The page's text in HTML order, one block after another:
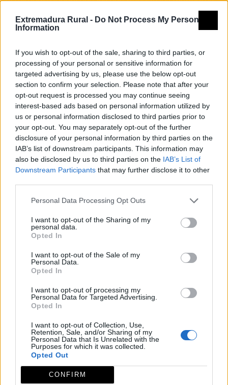
Extremadura Rural - Do Not Process My Personal
Information
If you wish to opt-out of the sale, sharing to third parties, or
processing of your personal or sensitive information for
targeted advertising by us, please use the below opt-out
section to confirm your selection. Please note that after your
opt-out request is processed you may continue seeing
interest-based ads based on personal information utilized by
us or personal information disclosed to third parties prior to
your opt-out. You may separately opt-out of the further
disclosure of your personal information by third parties on the
IAB’s list of downstream participants. This information may
also be disclosed by us to third parties on the IAB’s List of
Downstream Participants that may further disclose it to other
Personal Data Processing Opt Outs
I want to opt-out of the Sharing of my
personal data.
Opted In
I want to opt-out of the Sale of my
Personal Data.
Opted In
I want to opt-out of processing my
Personal Data for Targeted Advertising.
Opted In
I want to opt-out of Collection, Use,
Retention, Sale, and/or Sharing of my
Personal Data that Is Unrelated with the
Purposes for which it was collected.
Opted Out
CONFIRM
del arroyo Negrales, son impresionantes. Es, además,
el final de una ruta de senderismo señalizada
parte desde Herrera de Alcántara para dirigirse al
mirador, tras vadear el arroyo de mismo nombre, por
el camino del Puerto Viejo. Es una ruta cómoda de
practicar que discurre por camino ancho y en buen
estado, además de ser un trayecto relativamente
corto, aunque supera algunos desniveles algo
pronunciados como el inicio de la subida al mirador.
Además discurre por zonas de mucha vegetación al
transitar en gran medida por riberos, con abundante
presencia de encinas, jara pringosa, y ahulaga en las
durillo en las umbrías. El mirador ofrece la
oportunidad de avistar grandes rapaces como el
águila culebrera, buitre negro o águila perdicera,
especies de aves forestales como el rabilargo y en los
afloramientos rocosos, el escaso roquero solitario.
Mapa